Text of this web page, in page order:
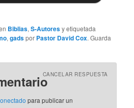
Biblias,S-Autoresy etiquetada
,gadspor Pastor David Cox. Guarda
CANCELAR RESPUESTA
para publicar un